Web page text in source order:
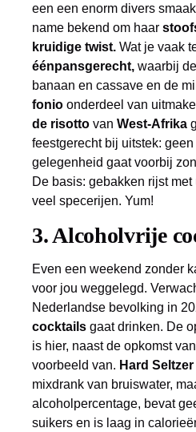
een een enorm divers
name bekend om haar
kruidige twist. Wat je vaak
éénpansgerecht, waarbij
banaan en cassave en de
fonio onderdeel van
de risotto van West-Afrika
feestgerecht bij uitstek:
gelegenheid gaat voorbij
De basis: gebakken rijst
veel specerijen. Yum!
3. Alcoholvrije
Even een weekend zonder
voor jou weggelegd.
Nederlandse bevolking in
cocktails gaat drinken. De
is hier, naast de opkomst van
voorbeeld van. Hard Seltzer
mixdrank van bruiswater,
alcoholpercentage, bevat
suikers en is laag in